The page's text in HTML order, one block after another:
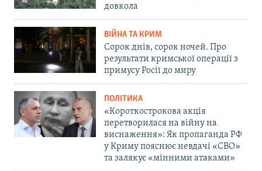
довкола
ВІЙНА ТА КРИМ
Сорок днів, сорок ночей. Про
результати кримської операції з
примусу Росії до миру
ПОЛІТИКА
«Короткострокова акція
перетворилася на війну на
виснаження»: Як пропаганда РФ
у Криму пояснює невдачі «СВО»
та залякує «мінними атаками»